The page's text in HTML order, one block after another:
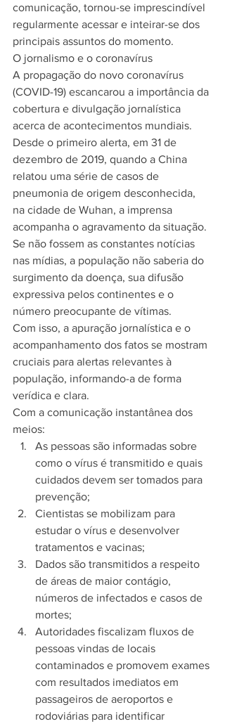
comunicação, tornou-se imprescindível
regularmente acessar e inteirar-se dos
principais assuntos do momento.
O jornalismo e o coronavírus
A propagação do novo coronavírus
(COVID-19) escancarou a importância da
cobertura e divulgação jornalística
acerca de acontecimentos mundiais.
Desde o primeiro alerta, em 31 de
dezembro de 2019, quando a China
relatou uma série de casos de
pneumonia de origem desconhecida,
na cidade de Wuhan, a imprensa
acompanha o agravamento da situação.
Se não fossem as constantes notícias
nas mídias, a população não saberia do
surgimento da doença, sua difusão
expressiva pelos continentes e o
número preocupante de vítimas.
Com isso, a apuração jornalística e o
acompanhamento dos fatos se mostram
cruciais para alertas relevantes à
população, informando-a de forma
verídica e clara.
Com a comunicação instantânea dos
meios:
As pessoas são informadas sobre
como o vírus é transmitido e quais
cuidados devem ser tomados para
prevenção;
Cientistas se mobilizam para
estudar o vírus e desenvolver
tratamentos e vacinas;
Dados são transmitidos a respeito
de áreas de maior contágio,
números de infectados e casos de
mortes;
Autoridades fiscalizam fluxos de
pessoas vindas de locais
contaminados e promovem exames
com resultados imediatos em
passageiros de aeroportos e
rodoviárias para identificar